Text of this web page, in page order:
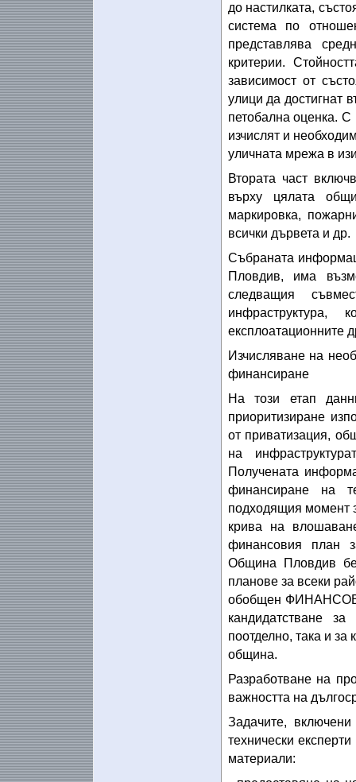
до настилката,
система по
представлява
критерии.
зависимост от
улици да достигнат
петобална оценка.
изчислят и
уличната мрежа в
Втората част
върху цялата
маркировка,
всички дървета и др.
Събраната
Пловдив, има
следващия
експлоатационните
Изчисляване на
финансиране
На този етап
приоритизиране
от приватизация,
на
Получената
финансиране на
подходящия момент
крива на
финансовия план
Община Пловдив
планове за всеки
обобщен ФИНАНСОВ
кандидатстване
поотделно, така и
община.
Разработване на
важността на
Задачите,
технически
материали: